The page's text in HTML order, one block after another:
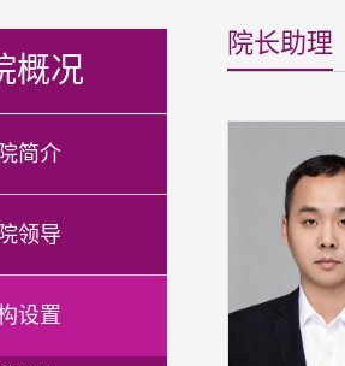
概况
简介
领导
设置
院长助理